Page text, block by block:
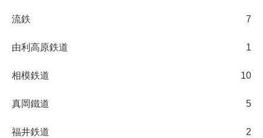
流鉄 7
由利高原鉄道 1
相模鉄道 10
真岡鐵道 5
福井鉄道 2